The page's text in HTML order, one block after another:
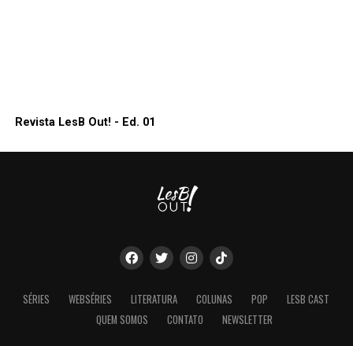
Revista LesB Out! - Ed. 01
SÉRIES WEBSÉRIES LITERATURA COLUNAS POP
LESB CAST
QUEM SOMOS
CONTATO NEWSLETTER